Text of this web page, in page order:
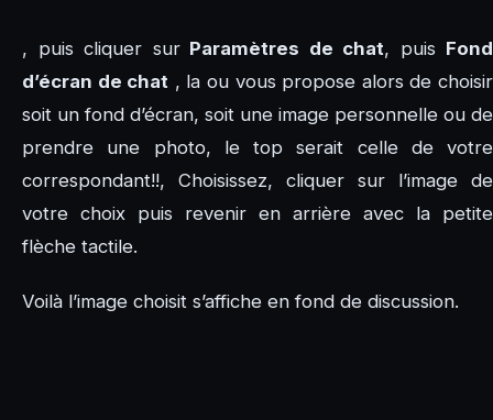
, puis cliquer surParamètres de chat, puis Fond
d’écran de chat , la ou vous propose alors de choisir
soit un fond d’écran, soit une image personnelle ou de
prendre une photo, le top serait celle de votre
correspondant!!, Choisissez, cliquer sur l’image de
votre choix puis revenir en arrière avec la petite
flèche tactile.
Voilà l’image choisit s’affiche en fond de discussion.